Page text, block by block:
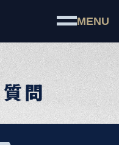
MENU
問